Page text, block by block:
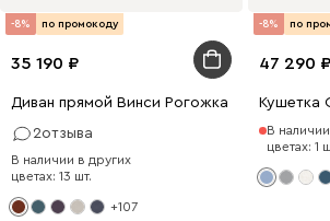
-8% по промокоду
35 190
Диван прямой Винси Рогожка
2отзыва
В наличии в других
цветах: 13 шт.
+107
-8% по
47 290
Кушетка
В
цветах: 1